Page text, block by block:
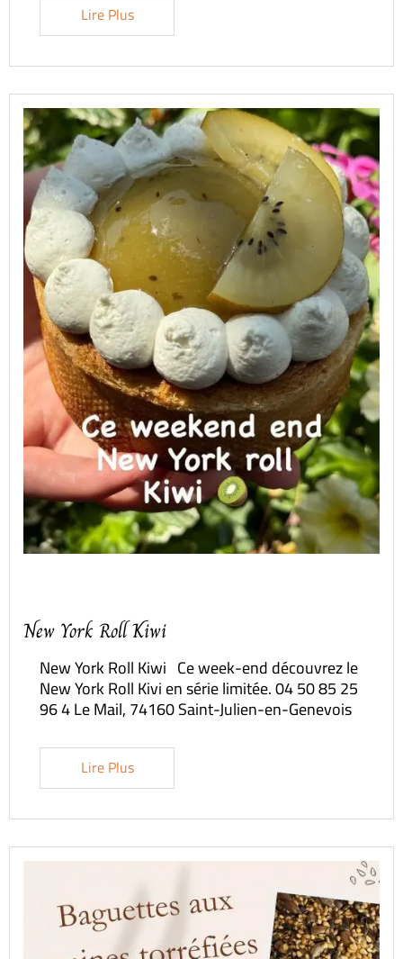
Lire Plus
New York Roll Kiwi
New York Roll Kiwi Ce week-end découvrez le
New York Roll Kivi en série limitée. 04 50 85 25
96 4 Le Mail, 74160 Saint-Julien-en-Genevois
Lire Plus